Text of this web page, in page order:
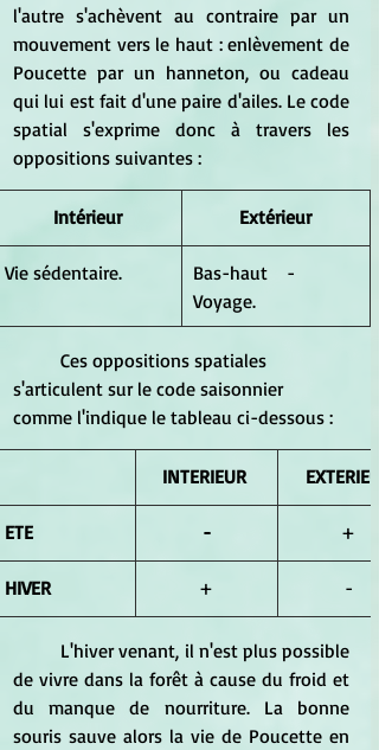
l'autre s'achèvent au contraire par un
mouvement vers le haut : enlèvement de
Poucette par un hanneton, ou cadeau
qui lui est fait d'une paire d'ailes. Le code
spatial s'exprime donc à travers les
oppositions suivantes :
Intérieur Extérieur
Vie sédentaire.
Bas-haut    -
Voyage.
s'articulent sur le code saisonnier
comme l'indique le tableau ci-dessous :
INTERIEUR EXTERIEUR
ETE - +
HIVER + -
de vivre dans la forêt à cause du froid et
du manque de nourriture. La bonne
souris sauve alors la vie de Poucette en